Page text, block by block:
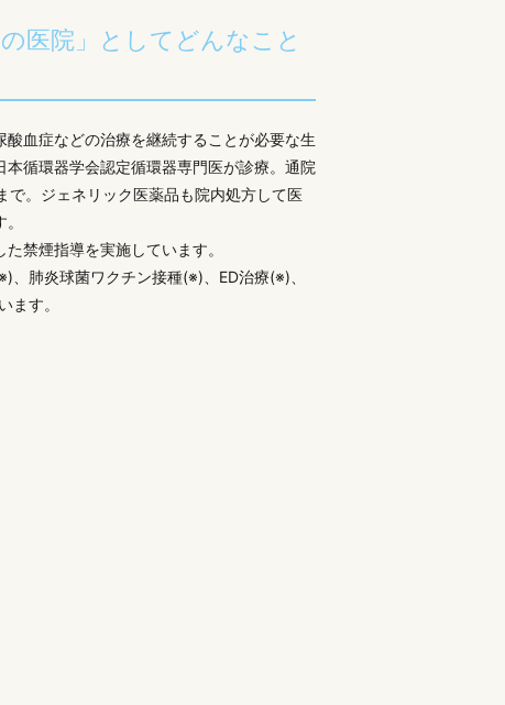
医院」としてどんなこと
血症などの治療を継続することが必要な生
循環器学会認定循環器専門医が診療。通院
で。ジェネリック医薬品も院内処方して医
禁煙指導を実施しています。
、肺炎球菌ワクチン接種(※)、ED治療(※)、
ます。